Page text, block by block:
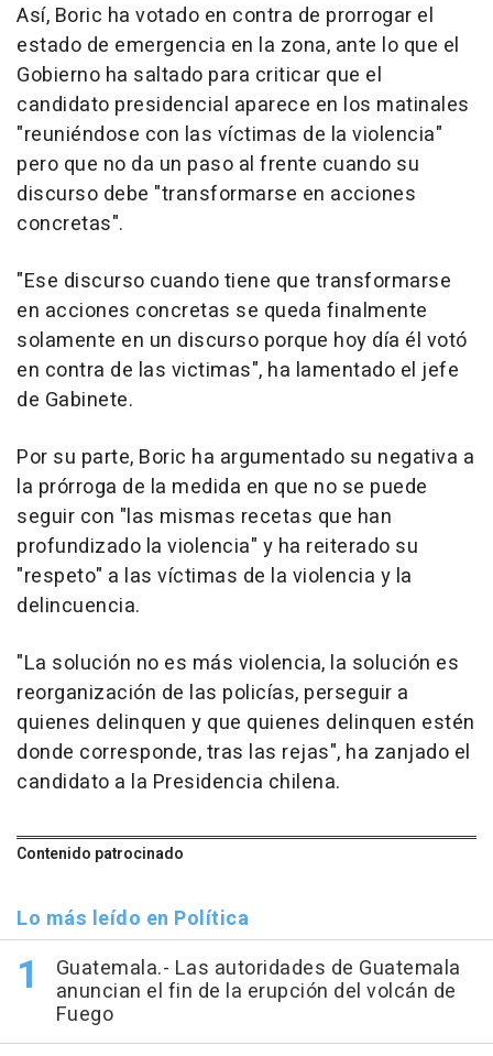
Así, Boric ha votado en contra de prorrogar el
estado de emergencia en la zona, ante lo que el
Gobierno ha saltado para criticar que el
candidato presidencial aparece en los matinales
"reuniéndose con las víctimas de la violencia"
pero que no da un paso al frente cuando su
discurso debe "transformarse en acciones
concretas".
"Ese discurso cuando tiene que transformarse
en acciones concretas se queda finalmente
solamente en un discurso porque hoy día él votó
en contra de las victimas", ha lamentado el jefe
de Gabinete.
Por su parte, Boric ha argumentado su negativa a
la prórroga de la medida en que no se puede
seguir con "las mismas recetas que han
profundizado la violencia" y ha reiterado su
"respeto" a las víctimas de la violencia y la
delincuencia.
"La solución no es más violencia, la solución es
reorganización de las policías, perseguir a
quienes delinquen y que quienes delinquen estén
donde corresponde, tras las rejas", ha zanjado el
candidato a la Presidencia chilena.
Contenido patrocinado
Lo más leído en Política
Guatemala.- Las autoridades de Guatemala
anuncian el fin de la erupción del volcán de
Fuego